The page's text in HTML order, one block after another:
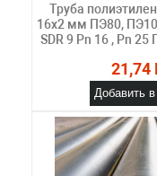
Труба
16х2 мм ПЭ80,
SDR 9 Pn 16 , Pn
21,74
Добавить